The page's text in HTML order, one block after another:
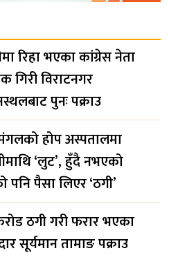
रिहा भएका कांग्रेस नेता
गिरी विराटनगर
पुनः पक्राउ
होप अस्पतालमा
‘लुट’, हुँदै नभएको
पनि पैसा लिएर ‘ठगी’
ठगी गरी फरार भएका
सूर्यमान तामाङ पक्राउ